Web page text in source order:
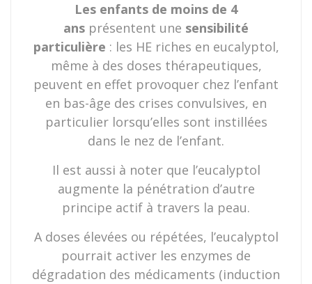
Les enfants de moins de 4
ans présentent une sensibilité
particulière : les HE riches en eucalyptol,
même à des doses thérapeutiques,
peuvent en effet provoquer chez l’enfant
en bas-âge des crises convulsives, en
particulier lorsqu’elles sont instillées
dans le nez de l’enfant.
Il est aussi à noter que l’eucalyptol
augmente la pénétration d’autre
principe actif à travers la peau.
A doses élevées ou répétées, l’eucalyptol
pourrait activer les enzymes de
dégradation des médicaments (induction